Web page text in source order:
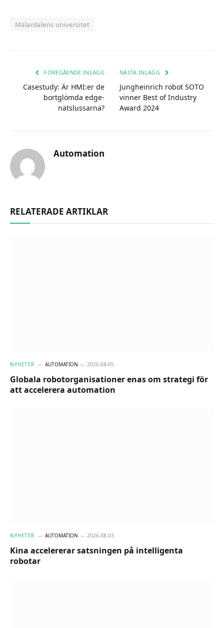
Mälardalens universitet
FÖREGÅENDE INLÄGG
Casestudy: Är HMI:er de
bortglömda edge-
nätslussarna?
NÄSTA INLÄGG
Jungheinrich robot SOTO
vinner Best of Industry
Award 2024
Automation
RELATERADE ARTIKLAR
NYHETER AUTOMATION 2026-08-05
Globala robotorganisationer enas om strategi för
att accelerera automation
NYHETER AUTOMATION 2026-08-03
Kina accelererar satsningen på intelligenta
robotar